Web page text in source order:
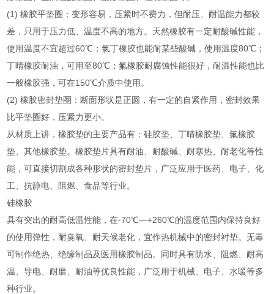
(1) 橡胶平垫圈：变形容易，压紧时不费力，但耐压、耐温能力都较
差，只用于压力低、温度不高的地方。天然橡胶有一定耐酸碱性能，
使用温度不宜超过60℃；氯丁橡胶也能耐某些酸碱，使用温度80℃；
丁晴橡胶耐油，可用至80℃；氟橡胶耐腐蚀性能很好，耐温性能也比
一般橡胶强，可在150℃介质中使用。
(2) 橡胶密封垫圈：断面形状是正圆，有一定的自紧作用，密封效果
比平垫圈好，压紧力更小。
从材质上讲，橡胶垫的主要产品有：硅胶垫、丁晴橡胶垫、氟橡胶
垫、其他橡胶垫。橡胶垫片具有耐油、耐酸碱、耐寒热、耐老化等性
能，可直接切割成各种形状的密封垫片，广泛应用于医药、电子、化
工、抗静电、阻燃、食品等行业。
硅橡胶
具有突出的耐高低温性能，在-70℃—+260℃的温度范围内保持良好
的使用弹性，耐臭氧、耐天候老化，宜作热机械中的密封衬垫。无毒
可制作绝热、绝缘制品及医用橡胶制品。同时具有防水、阻燃、耐高
温、导电、耐磨、耐油等优良性能，广泛用于机械、电子、水暖等多
种行业。